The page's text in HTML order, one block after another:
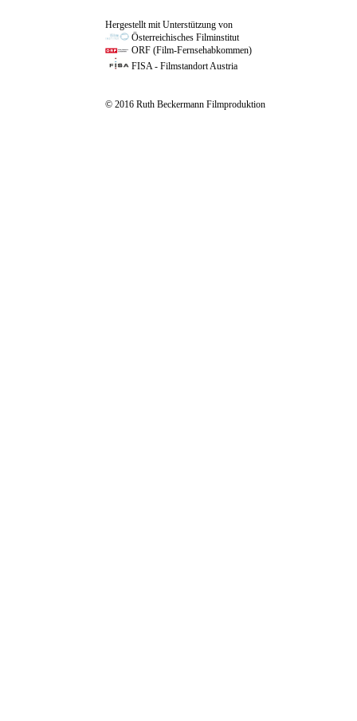
Hergestellt mit Unterstützung von
Österreichisches Filminstitut
ORF (Film-Fernsehabkommen)
FISA - Filmstandort Austria
© 2016 Ruth Beckermann Filmproduktion